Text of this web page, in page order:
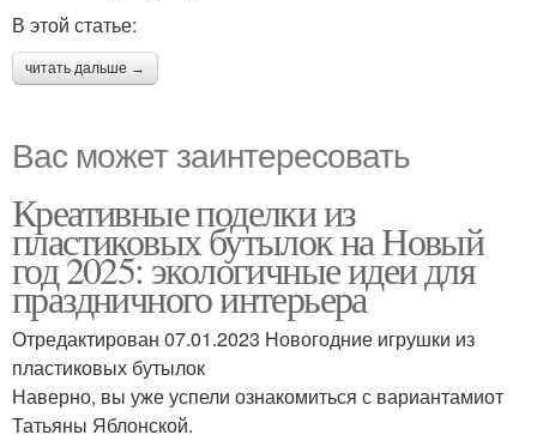
В этой статье:
читать дальше →
Вас может заинтересовать
Креативные поделки из
пластиковых бутылок на Новый
год 2025: экологичные идеи для
праздничного интерьера
Отредактирован 07.01.2023 Новогодние игрушки из
пластиковых бутылок
Наверно, вы уже успели ознакомиться с вариантамиот
Татьяны Яблонской.